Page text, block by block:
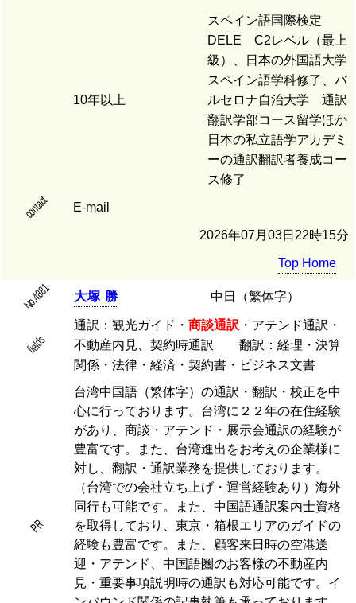
10年以上
スペイン語国際検定
DELE C2レベル（最上
級）、日本の外国語大学
スペイン語学科修了、バ
ルセロナ自治大学 通訳
翻訳学部コース留学ほか
日本の私立語学アカデミ
ーの通訳翻訳者養成コー
ス修了
contact E-mail
2026年07月03日22時15分
Top Home
No.4881 大塚 勝 中日（繁体字）
fields
通訳：観光ガイド・ 商談通訳 ・アテンド通訳・
不動産内見、契約時通訳 翻訳：経理・決算
関係・法律・経済・契約書・ビジネス文書
PR
台湾中国語（繁体字）の通訳・翻訳・校正を中
心に行っております。台湾に２２年の在住経験
があり、商談・アテンド・展示会通訳の経験が
豊富です。また、台湾進出をお考えの企業様に
対し、翻訳・通訳業務を提供しております。
（台湾での会社立ち上げ・運営経験あり）海外
同行も可能です。また、中国語通訳案内士資格
を取得しており、東京・箱根エリアのガイドの
経験も豊富です。また、顧客来日時の空港送
迎・アテンド、中国語圏のお客様の不動産内
見・重要事項説明時の通訳も対応可能です。イ